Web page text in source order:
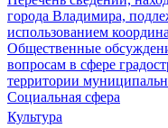
города Владимира,
использованием
Общественные
вопросам в сфере
территории
Социальная сфера
Культура